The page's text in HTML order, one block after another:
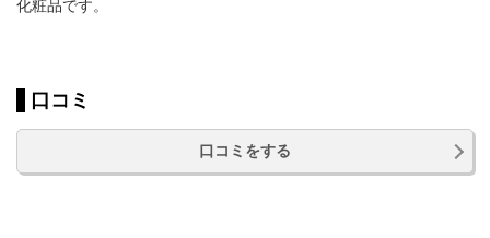
化粧品です。
口コミ
口コミをする